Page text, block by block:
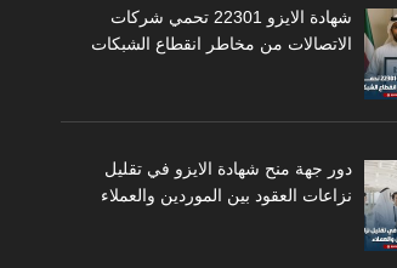
شهادة الايزو 22301 تحمي شركات
الاتصالات من مخاطر انقطاع الشبكات
دور جهة منح شهادة الايزو في تقليل
نزاعات العقود بين الموردين والعملاء